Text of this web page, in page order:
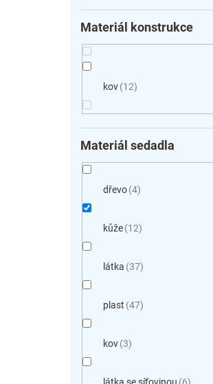
Materiál konstrukce
kov 12
Materiál sedadla
dřevo 4
kůže 12
látka 37
plast 47
kov 3